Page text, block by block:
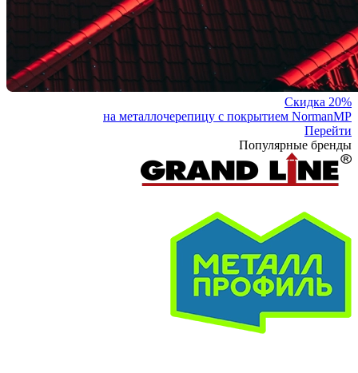
Скидка 20%
на металлочерепицу с покрытием NormanMP
Перейти
Популярные бренды